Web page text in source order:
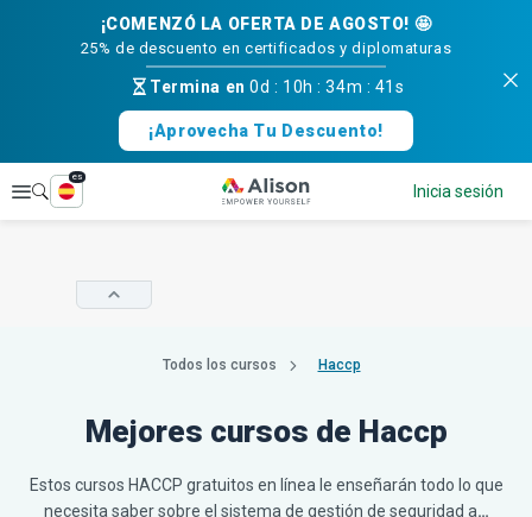
¡COMENZÓ LA OFERTA DE AGOSTO! 🤩
25% de descuento en certificados y diplomaturas
Termina en0d : 10h :34m : 40s
¡Aprovecha Tu Descuento!
Explorar
es
Inicia sesión
Todos los cursos Haccp
Mejores cursos de Haccp
Estos cursos HACCP gratuitos en línea le enseñarán todo lo que
necesita saber sobre el sistema de gestión de seguridad a…